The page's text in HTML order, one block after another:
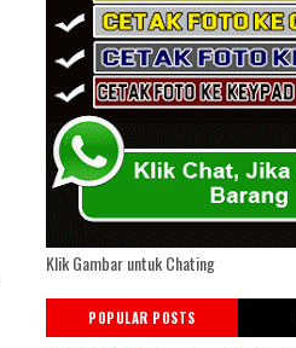
Klik Gambar untuk Chating
POPULAR POSTS